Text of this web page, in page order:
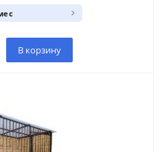
В корзину